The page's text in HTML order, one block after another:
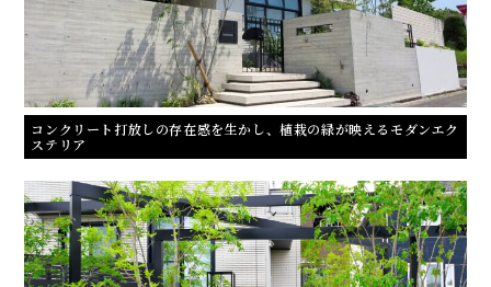
コンクリート打放しの存在感を生かし、植栽の緑が映えるモダンエク
ステリア